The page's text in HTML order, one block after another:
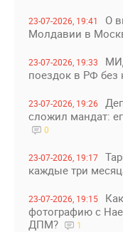
23-07-2026, 19:41
О
Молдавии в
23-07-2026, 19:33
поездок в РФ без
23-07-2026, 19:26
сложил мандат:
0
23-07-2026, 19:17
каждые три
23-07-2026, 19:15
фотографию с
ДПМ?
1